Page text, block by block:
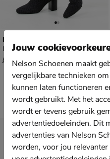
La Strada Knitted
Laarzen - zwart
van € 89,99 voor € 62,99
89 99 62,
Nieuwsbrief
Ontvang € 10,-
Jouw
Nelson Schoenen maakt
vergelijkbare technieken
kunnen laten functioneren
wordt gebruikt. Met het
wordt er tevens gebruik
advertentiedoeleinden. Dit
advertenties van Nelson
worden, voor jou relevanter